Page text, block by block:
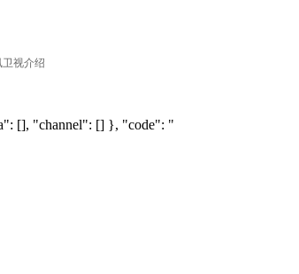
卫视介绍
[], "channel": [] }, "code": "